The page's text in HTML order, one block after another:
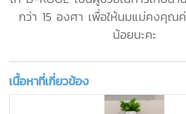
กว่า 15 องศา เพื่อให้นมแม่คงคุณ
น้อยนะคะ
เนื้อหาที่เกี่ยวข้อง